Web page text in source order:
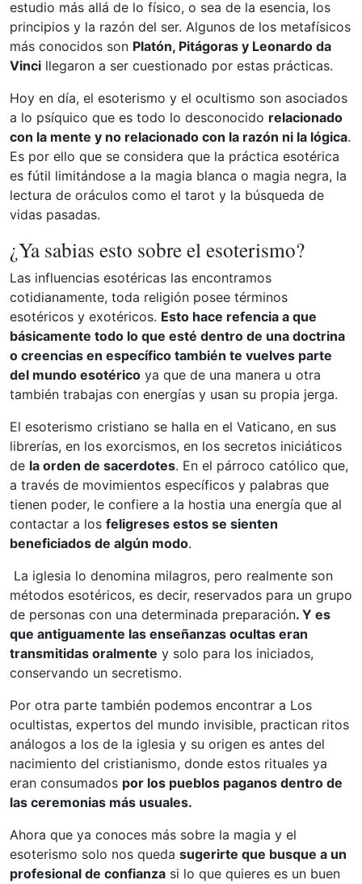
estudio más allá de lo físico, o sea de la esencia, los
principios y la razón del ser. Algunos de los metafísicos
más conocidos son Platón, Pitágoras y Leonardo da
Vinci llegaron a ser cuestionado por estas prácticas.
Hoy en día, el esoterismo y el ocultismo son asociados
a lo psíquico que es todo lo desconocido relacionado
con la mente y no relacionado con la razón ni la lógica.
Es por ello que se considera que la práctica esotérica
es fútil limitándose a la magia blanca o magia negra, la
lectura de oráculos como el tarot y la búsqueda de
vidas pasadas.
¿Ya sabias esto sobre el esoterismo?
Las influencias esotéricas las encontramos
cotidianamente, toda religión posee términos
esotéricos y exotéricos. Esto hace refencia a que
básicamente todo lo que esté dentro de una doctrina
o creencias en específico también te vuelves parte
del mundo esotérico ya que de una manera u otra
también trabajas con energías y usan su propia jerga.
El esoterismo cristiano se halla en el Vaticano, en sus
librerías, en los exorcismos, en los secretos iniciáticos
de la orden de sacerdotes. En el párroco católico que,
a través de movimientos específicos y palabras que
tienen poder, le confiere a la hostia una energía que al
contactar a los feligreses estos se sienten
beneficiados de algún modo.
La iglesia lo denomina milagros, pero realmente son
métodos esotéricos, es decir, reservados para un grupo
de personas con una determinada preparación. Y es
que antiguamente las enseñanzas ocultas eran
transmitidas oralmente y solo para los iniciados,
conservando un secretismo.
Por otra parte también podemos encontrar a Los
ocultistas, expertos del mundo invisible, practican ritos
análogos a los de la iglesia y su origen es antes del
nacimiento del cristianismo, donde estos rituales ya
eran consumados por los pueblos paganos dentro de
las ceremonias más usuales.
Ahora que ya conoces más sobre la magia y el
esoterismo solo nos queda sugerirte que busque a un
profesional de confianza si lo que quieres es un buen